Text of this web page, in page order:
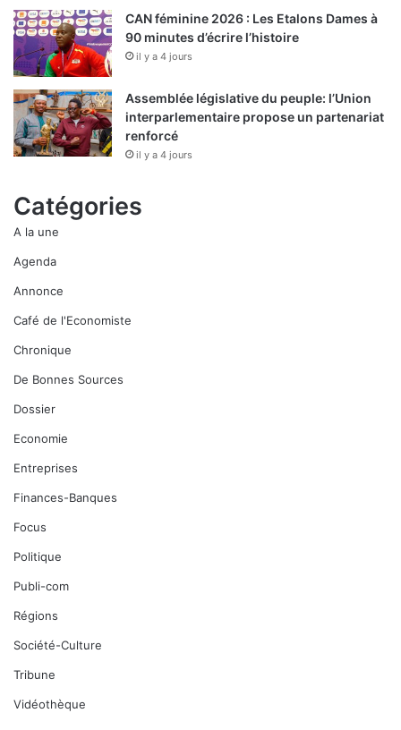
CAN féminine 2026 : Les Etalons Dames à
90 minutes d’écrire l’histoire
il y a 4 jours
Assemblée législative du peuple: l’Union
interparlementaire propose un partenariat
renforcé
il y a 4 jours
Catégories
A la une
Agenda
Annonce
Café de l'Economiste
Chronique
De Bonnes Sources
Dossier
Economie
Entreprises
Finances-Banques
Focus
Politique
Publi-com
Régions
Société-Culture
Tribune
Vidéothèque